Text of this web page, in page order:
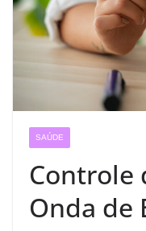
SAÚDE
Controle
Onda de